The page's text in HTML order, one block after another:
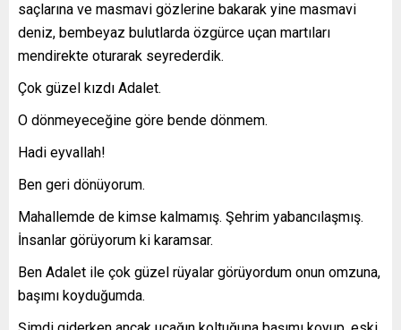
saçlarına ve masmavi gözlerine bakarak yine masmavi
deniz, bembeyaz bulutlarda özgürce uçan martıları
mendirekte oturarak seyrederdik.
Çok güzel kızdı Adalet.
O dönmeyeceğine göre bende dönmem.
Hadi eyvallah!
Ben geri dönüyorum.
Mahallemde de kimse kalmamış. Şehrim yabancılaşmış.
İnsanlar görüyorum ki karamsar.
Ben Adalet ile çok güzel rüyalar görüyordum onun omzuna,
başımı koyduğumda.